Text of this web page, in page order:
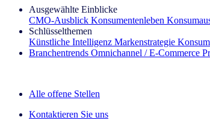
Ausgewählte Einblicke
CMO‑Ausblick Konsumentenleben
Schlüsselthemen
Künstliche Intelligenz Markenstrategie
Branchentrends Omnichannel / E‑Commerce
Alle offene Stellen
Kontaktieren Sie uns